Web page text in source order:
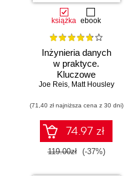
książka ebook
Inżynieria danych
w praktyce.
Kluczowe
koncepcje i
technologie
Joe Reis, Matt Housley
(71,40 zł najniższa cena z 30 dni)
74.97 zł
119.00zł (-37%)